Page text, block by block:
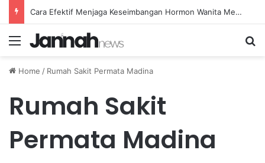
Cara Efektif Menjaga Keseimbangan Hormon Wanita Menjelang Menopause
Menu
Home / Rumah Sakit Permata Madina
Rumah Sakit
Permata Madina